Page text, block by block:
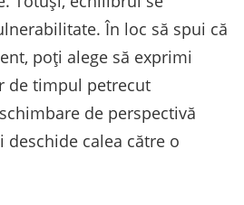
În loc să spui că
poți alege să exprimi
de timpul petrecut
de perspectivă
calea către o